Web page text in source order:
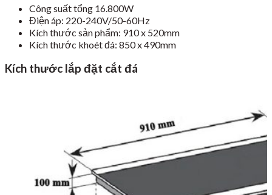
Công suất tổng 16.800W
Điện áp: 220-240V/50-60Hz
Kích thước sản phẩm: 910 x 520mm
Kích thước khoét đá: 850 x 490mm
Kích thước lắp đặt cắt đá